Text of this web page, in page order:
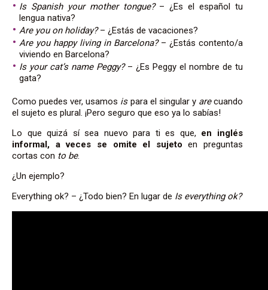
Is Spanish your mother tongue?– ¿Es el español tu
lengua nativa?
Are you on holiday?– ¿Estás de vacaciones?
Are you happy living in Barcelona?– ¿Estás contento/a
viviendo en Barcelona?
Is your cat’s name Peggy?– ¿Es Peggy el nombre de tu
gata?
Como puedes ver, usamos is para el singular y arecuando
el sujeto es plural. ¡Pero seguro que eso ya lo sabías!
Lo que quizá sí sea nuevo para ti es que, en inglés
informal, a veces se omite el sujetoen preguntas
cortas con to be.
¿Un ejemplo?
Everything ok? – ¿Todo bien? En lugar de Is everything ok?